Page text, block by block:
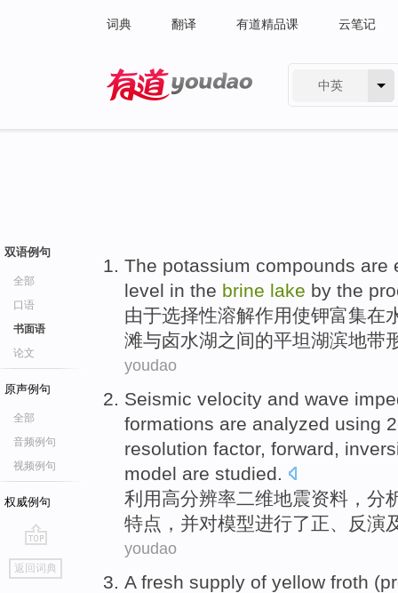
词典 翻译 有道精品课 云笔记
中英
双语例句
全部
口语
书面语
论文
原声例句
全部
音频例句
视频例句
权威例句
go
top
返回词典
The potassium compounds are
level in the brine lake by the
由于选择性溶解作用使钾富集在
滩与卤水湖之间的平坦湖滨地带
youdao
Seismic velocity and wave
formations are analyzed using 2
resolution factor, forward,
model are studied.
利用高分辨率二维地震资料 ， 分
特点 ，并对模型进行了正、 反演
youdao
A fresh supply of yellow froth